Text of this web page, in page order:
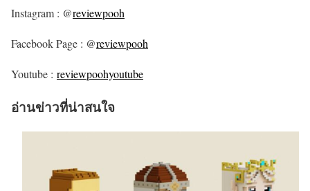
Instagram : @reviewpooh
Facebook Page : @reviewpooh
Youtube : reviewpoohyoutube
อ่านข่าวที่น่าสนใจ